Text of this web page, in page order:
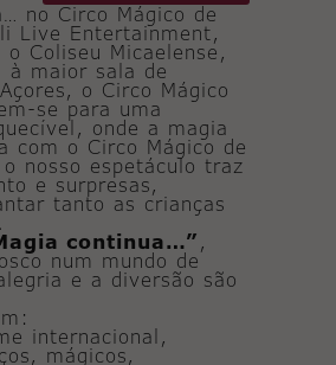
no Circo Mágico de
Live Entertainment,
Coliseu Micaelense,
à maior sala de
o Circo Mágico
se para uma
onde a magia
com o Circo Mágico de
nosso espetáculo traz
e surpresas,
tanto as crianças
continua…”,
num mundo de
e a diversão são
internacional,
mágicos,